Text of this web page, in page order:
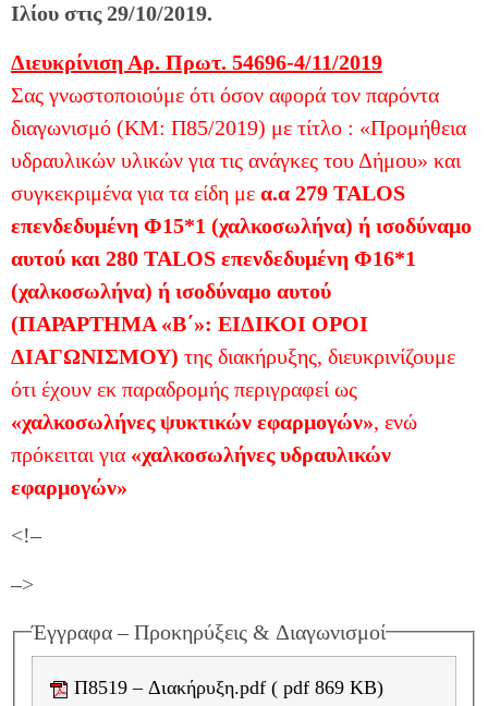
Ιλίου στις 29/10/2019.
Διευκρίνιση Αρ. Πρωτ. 54696-4/11/2019
Σας γνωστοποιούμε ότι όσον αφορά τον παρόντα
διαγωνισμό (ΚΜ: Π85/2019) με τίτλο : «Προμήθεια
υδραυλικών υλικών για τις ανάγκες του Δήμου» και
συγκεκριμένα για τα είδη με α.α 279 TALOS
επενδεδυμένη Φ15*1 (χαλκοσωλήνα) ή ισοδύναμο
αυτού και 280 TALOS επενδεδυμένη Φ16*1
(χαλκοσωλήνα) ή ισοδύναμο αυτού
(ΠΑΡΑΡΤΗΜΑ «Β΄»: ΕΙΔΙΚΟΙ ΟΡΟΙ
ΔΙΑΓΩΝΙΣΜΟΥ) της διακήρυξης, διευκρινίζουμε
ότι έχουν εκ παραδρομής περιγραφεί ως
«χαλκοσωλήνες ψυκτικών εφαρμογών», ενώ
πρόκειται για «χαλκοσωλήνες υδραυλικών
εφαρμογών»
<!–
–>
Έγγραφα – Προκηρύξεις & Διαγωνισμοί
Π8519 – Διακήρυξη.pdf ( pdf 869 KB)